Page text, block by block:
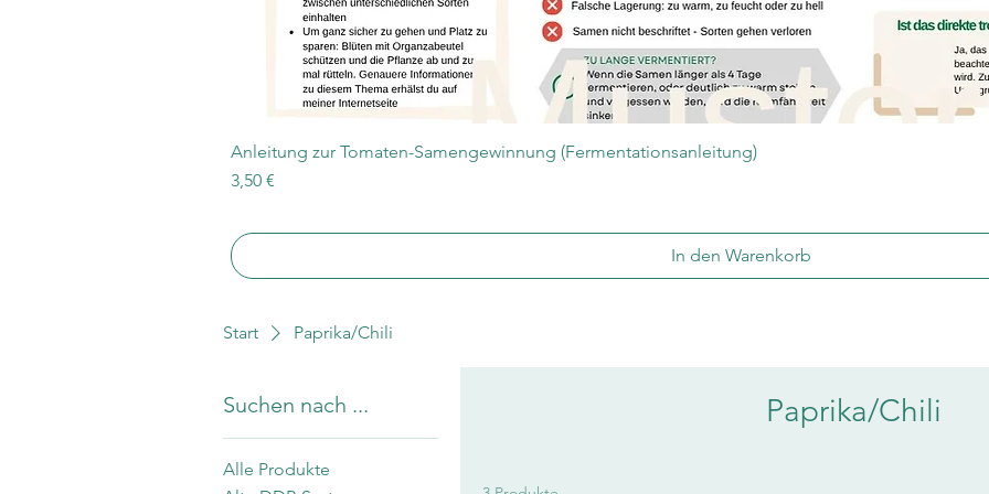
Schnellansicht
Anleitung zur Tomaten-Samengewinnung (Fermentationsanleitung)
Preis
3,50 €
In den Warenkorb
Start Paprika/Chili
Suchen nach ...
Alle Produkte
Paprika/Chili